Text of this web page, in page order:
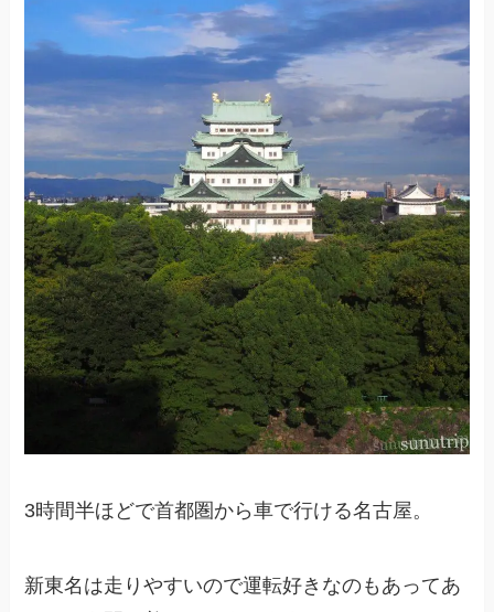
3時間半ほどで首都圏から車で行ける名古屋。
新東名は走りやすいので運転好きなのもあってあ